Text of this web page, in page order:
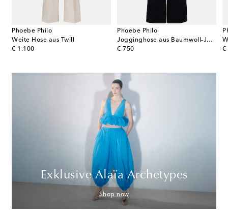
Phoebe Philo
Weite Hose aus Twill
€ 1.100
original price
Phoebe Philo
Jogginghose aus Baumwoll-Jersey
€ 750
original price
€
Exklusive Alaïa Archetypes
Shop now